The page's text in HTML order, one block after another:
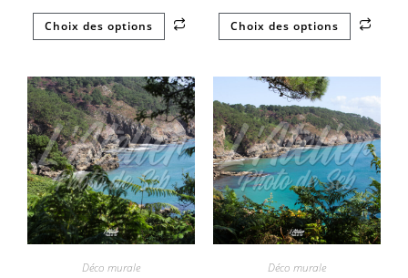
Choix des options Choix des options
Déco murale Déco murale